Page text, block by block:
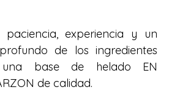
experiencia y un
de los ingredientes
base de helado EN
de calidad.